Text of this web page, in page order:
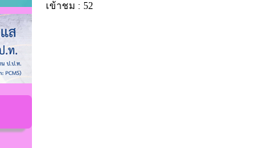
เข้าชม : 52